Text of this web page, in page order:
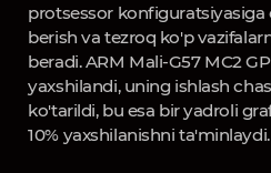
protsessor konfiguratsiyasiga
berish va tezroq ko'p
beradi. ARM Mali-G57 MC2
yaxshilandi, uning ishlash
ko'tarildi, bu esa bir yadroli
10% yaxshilanishni ta'minlaydi.